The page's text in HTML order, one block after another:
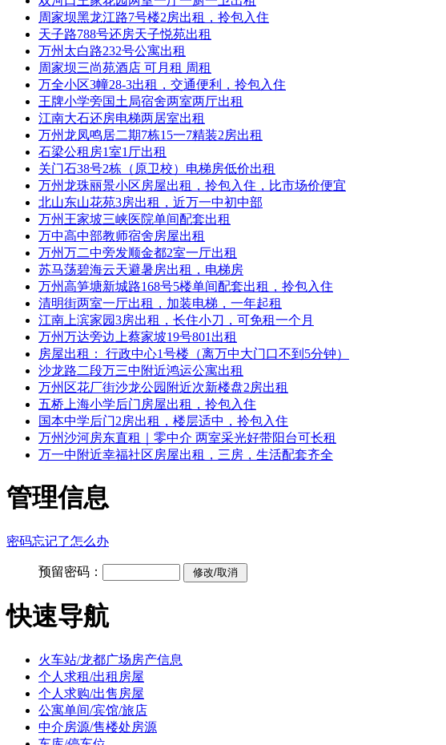
周家坝黑龙江路7号楼2房出租，拎包入住
天子路788号还房天子悦苑出租
万州太白路232号公寓出租
周家坝三尚苑酒店 可月租 周租
万全小区3幢28-3出租，交通便利，拎包入住
王牌小学旁国土局宿舍两室两厅出租
江南大石还房电梯两居室出租
万州龙凤鸣居二期7栋15一7精装2房出租
石梁公租房1室1厅出租
关门石38号2栋（原卫校）电梯房低价出租
万州龙珠丽景小区房屋出租，拎包入住，比市场价便宜
北山东山花苑3房出租，近万一中初中部
万州王家坡三峡医院单间配套出租
万中高中部教师宿舍房屋出租
万州万二中旁发顺金都2室一厅出租
苏马荡碧海云天避暑房出租，电梯房
万州高笋塘新城路168号5楼单间配套出租，拎包入住
清明街两室一厅出租，加装电梯，一年起租
江南上滨家园3房出租，长住小刀，可免租一个月
万州万达旁边上蔡家坡19号801出租
房屋出租： 行政中心1号楼（离万中大门口不到5分钟）
沙龙路二段万三中附近鸿运公寓出租
万州区花厂街沙龙公园附近次新楼盘2房出租
五桥上海小学后门房屋出租，拎包入住
国本中学后门2房出租，楼层适中，拎包入住
万州沙河房东直租｜零中介 两室采光好带阳台可长租
万一中附近幸福社区房屋出租，三房，生活配套齐全
管理信息
密码忘记了怎么办
预留密码：
快速导航
火车站/龙都广场房产信息
个人求租/出租房屋
个人求购/出售房屋
公寓单间/宾馆/旅店
中介房源/售楼处房源